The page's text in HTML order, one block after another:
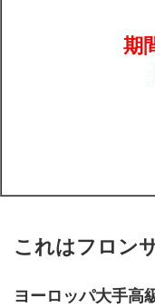
期
これはフロン
ヨーロッパ大手高